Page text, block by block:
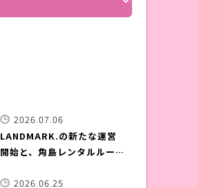
2026.07.06
LANDMARK.の新たな運営
開始と、角島レンタルルーム
2026.06.25